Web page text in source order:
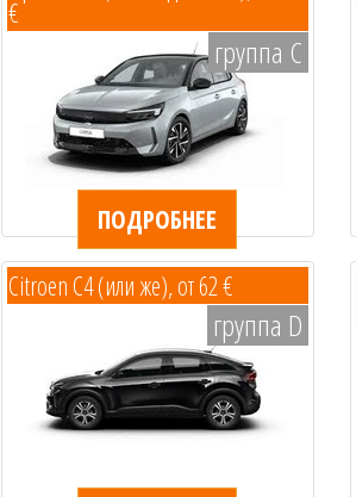
€
группа C
ПОДРОБНЕЕ
Citroen C4 (или же), от 62 €
группа D